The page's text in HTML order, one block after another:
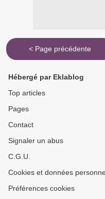
< Page précédente
Hébergé par Eklablog
Top articles
Pages
Contact
Signaler un abus
C.G.U.
Cookies et données
Préférences cookies